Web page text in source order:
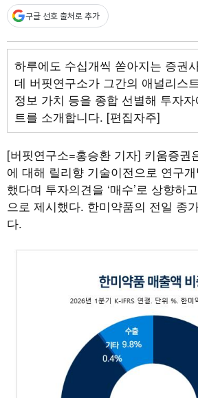
구글 선호 출처로 추가
하루에도 수십개씩 쏟아지는 증권
데 버핏연구소가 그간의 애널리스
정보 가치 등을 종합 선별해 투자
트를 소개합니다. [편집자주]
[버핏연구소=홍승환 기자] 키움증권
에 대해 릴리향 기술이전으로 연구
했다며 투자의견을 ‘매수’로 상향하
으로 제시했다. 한미약품의 전일 종
다.